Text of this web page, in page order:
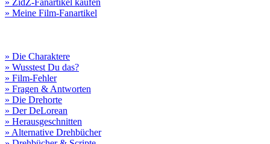
» ZidZ-Fanartikel kaufen
» Meine Film-Fanartikel
» Die Charaktere
» Wusstest Du das?
» Film-Fehler
» Fragen & Antworten
» Die Drehorte
» Der DeLorean
» Herausgeschnitten
» Alternative Drehbücher